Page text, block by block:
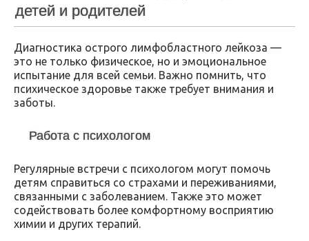
детей и родителей
Диагностика острого лимфобластного лейкоза —
это не только физическое, но и эмоциональное
испытание для всей семьи. Важно помнить, что
психическое здоровье также требует внимания и
заботы.
Работа с психологом
Регулярные встречи с психологом могут помочь
детям справиться со страхами и переживаниями,
связанными с заболеванием. Также это может
содействовать более комфортному восприятию
химии и других терапий.